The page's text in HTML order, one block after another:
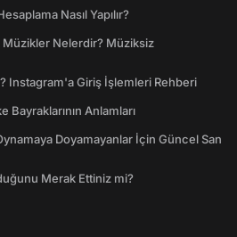
Nasıl Yapılır?
Müzikler Nelerdir? Müziksiz
Instagram'a Giriş İşlemleri Rehberi
Bayraklarının Anlamları
Doyamayanlar İçin Güncel San
Merak Ettiniz mi?